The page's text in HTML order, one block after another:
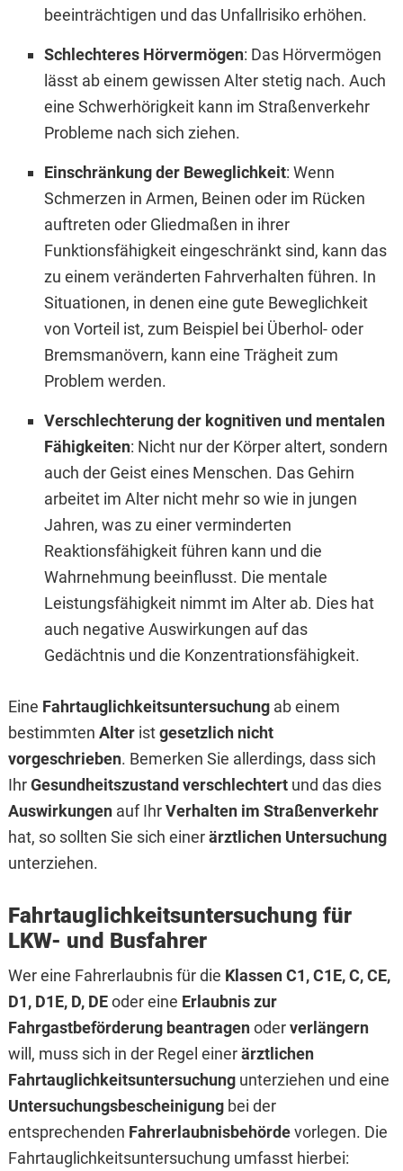
beeinträchtigen und das Unfallrisiko erhöhen.
Schlechteres Hörvermögen: Das Hörvermögen
lässt ab einem gewissen Alter stetig nach. Auch
eine Schwerhörigkeit kann im Straßenverkehr
Probleme nach sich ziehen.
Einschränkung der Beweglichkeit: Wenn
Schmerzen in Armen, Beinen oder im Rücken
auftreten oder Gliedmaßen in ihrer
Funktionsfähigkeit eingeschränkt sind, kann das
zu einem veränderten Fahrverhalten führen. In
Situationen, in denen eine gute Beweglichkeit
von Vorteil ist, zum Beispiel bei Überhol- oder
Bremsmanövern, kann eine Trägheit zum
Problem werden.
Verschlechterung der kognitiven und mentalen
Fähigkeiten: Nicht nur der Körper altert, sondern
auch der Geist eines Menschen. Das Gehirn
arbeitet im Alter nicht mehr so wie in jungen
Jahren, was zu einer verminderten
Reaktionsfähigkeit führen kann und die
Wahrnehmung beeinflusst. Die mentale
Leistungsfähigkeit nimmt im Alter ab. Dies hat
auch negative Auswirkungen auf das
Gedächtnis und die Konzentrationsfähigkeit.
Eine Fahrtauglichkeitsuntersuchungab einem
bestimmten Alteristgesetzlich nicht
vorgeschrieben. Bemerken Sie allerdings, dass sich
IhrGesundheitszustand verschlechtertund das dies
Auswirkungenauf IhrVerhalten im Straßenverkehr
hat, so sollten Sie sich einerärztlichen Untersuchung
unterziehen.
Fahrtauglichkeitsuntersuchung für
LKW- und Busfahrer
Wer eine Fahrerlaubnis für die Klassen C1, C1E, C, CE,
D1, D1E, D, DEoder eine Erlaubnis zur
Fahrgastbeförderung beantragenoderverlängern
will, muss sich in der Regel einerärztlichen
Fahrtauglichkeitsuntersuchungunterziehen und eine
Untersuchungsbescheinigungbei der
entsprechenden Fahrerlaubnisbehördevorlegen. Die
Fahrtauglichkeitsuntersuchung umfasst hierbei: